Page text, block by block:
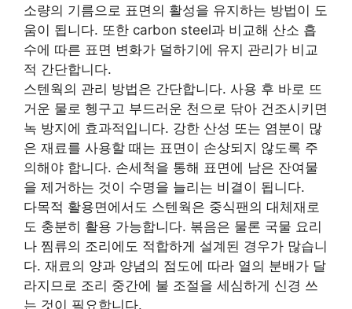
소량의 기름으로 표면의 활성을 유지하는 방법이 도
움이 됩니다. 또한 carbon steel과 비교해 산소 흡
수에 따른 표면 변화가 덜하기에 유지 관리가 비교
적 간단합니다.
스텐웍의 관리 방법은 간단합니다. 사용 후 바로 뜨
거운 물로 헹구고 부드러운 천으로 닦아 건조시키면
녹 방지에 효과적입니다. 강한 산성 또는 염분이 많
은 재료를 사용할 때는 표면이 손상되지 않도록 주
의해야 합니다. 손세척을 통해 표면에 남은 잔여물
을 제거하는 것이 수명을 늘리는 비결이 됩니다.
다목적 활용면에서도 스텐웍은 중식팬의 대체재로
도 충분히 활용 가능합니다. 볶음은 물론 국물 요리
나 찜류의 조리에도 적합하게 설계된 경우가 많습니
다. 재료의 양과 양념의 점도에 따라 열의 분배가 달
라지므로 조리 중간에 불 조절을 세심하게 신경 쓰
는 것이 필요합니다.